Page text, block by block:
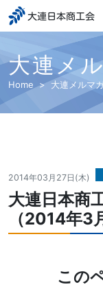
大連日本商工会
大連メ
Home 大連メルマ
2014年03月27日(木)
大連日本商
（2014年3
この